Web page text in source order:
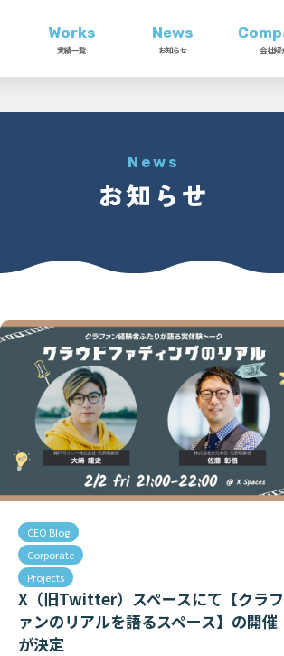
Works
実績一覧
News
お知らせ 会社紹
News
お知らせ
CEO Blog
Corporate
Projects
X（旧Twitter）スペースにて【クラフ
ァンのリアルを語るスペース】の開催
が決定